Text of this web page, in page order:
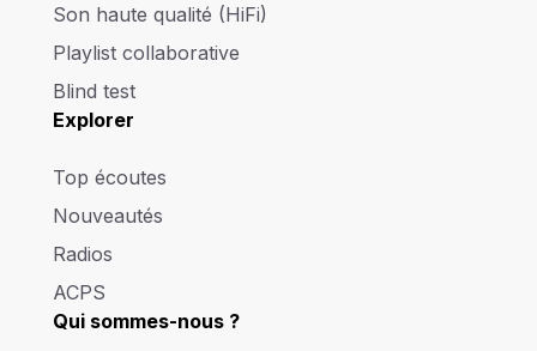
Son haute qualité (HiFi)
Playlist collaborative
Blind test
Explorer
Top écoutes
Nouveautés
Radios
ACPS
Qui sommes-nous ?